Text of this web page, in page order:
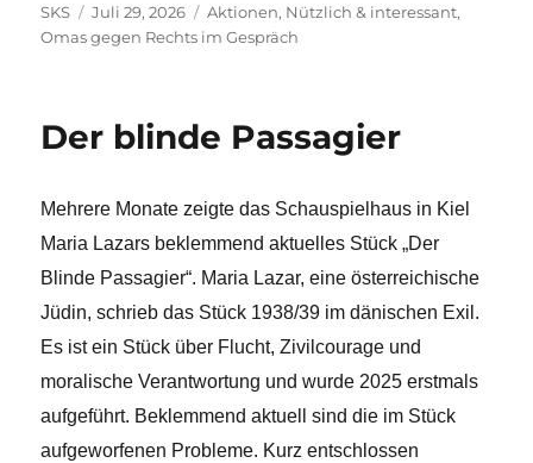
Autor
SKS
Veröffentlicht
am
Juli 29, 2026 Kategorien
Aktionen, Nützlich & interessant,
Omas gegen Rechts im Gespräch
Der blinde Passagier
Mehrere Monate zeigte das Schauspielhaus in Kiel
Maria Lazars beklemmend aktuelles Stück „Der
Blinde Passagier“. Maria Lazar, eine österreichische
Jüdin, schrieb das Stück 1938/39 im dänischen Exil.
Es ist ein Stück über Flucht, Zivilcourage und
moralische Verantwortung und wurde 2025 erstmals
aufgeführt. Beklemmend aktuell sind die im Stück
aufgeworfenen Probleme. Kurz entschlossen